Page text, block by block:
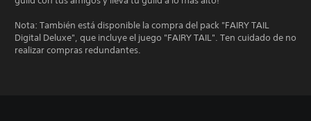
Nota: También está disponible la compra del pack "FAIRY TAIL
Digital Deluxe", que incluye el juego "FAIRY TAIL". Ten cuidado de no
realizar compras redundantes.